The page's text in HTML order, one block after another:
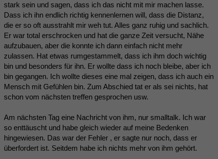
stark sein und sagen, dass ich das nicht mit mir machen lasse.
Dass ich ihn endlich richtig kennenlernen will, dass die Distanz,
die er so oft ausstrahlt mir weh tut. Alles ganz ruhig und sachlich.
Er war total erschrocken und hat die ganze Zeit versucht, Nähe
aufzubauen, aber die konnte ich dann einfach nicht mehr
zulassen. Hat etwas rumgestammelt, dass ich ihm doch wichtig
bin und besonders für ihn. Er wollte dass ich noch bleibe, aber ich
bin gegangen. Ich wollte dieses eine mal zeigen, dass ich auch ein
Mensch mit Gefühlen bin. Zum Abschied tat er als sei nichts, hat
schon vom nächsten treffen gesprochen usw.
Am nächsten Tag eine Nachricht von ihm, nur smalltalk. Ich war
so enttäuscht und habe gleich wieder auf meine Bedenken
hingewiesen. Das war der Fehler , er sagte nur noch, dass er
überfordert ist. Seitdem habe ich nichts mehr von ihm gehört.